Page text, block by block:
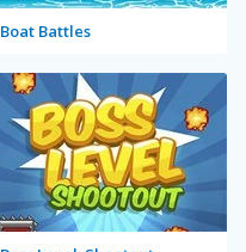
Boat Battles